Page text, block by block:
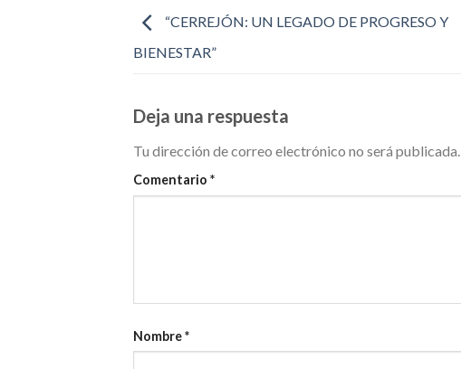
“CERREJÓN: UN LEGADO DE PROGRESO Y
BIENESTAR”
Deja una respuesta
Tu dirección de correo electrónico no será publicada.
Comentario *
Nombre*